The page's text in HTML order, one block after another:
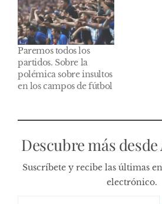
Paremos todos los
partidos. Sobre la
polémica sobre insultos
en los campos de fútbol
Descubre más
Suscríbete y recibe las últimas
electrónico.